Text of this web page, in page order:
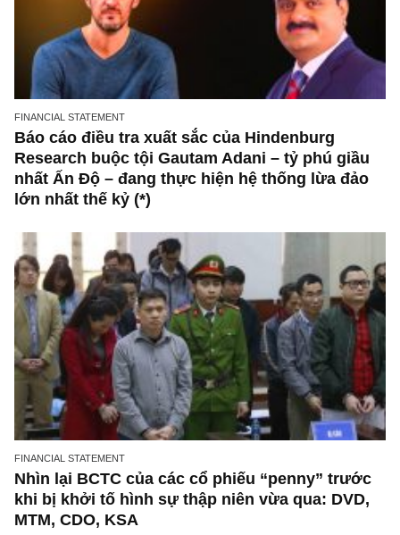
FINANCIAL STATEMENT
Báo cáo điều tra xuất sắc của Hindenburg
Research buộc tội Gautam Adani – tỷ phú
nhất Ấn Độ – đang thực hiện hệ thống lừa
lớn nhất thế kỷ (*)